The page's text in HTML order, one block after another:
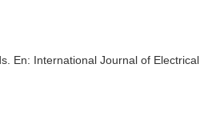
En: International Journal of